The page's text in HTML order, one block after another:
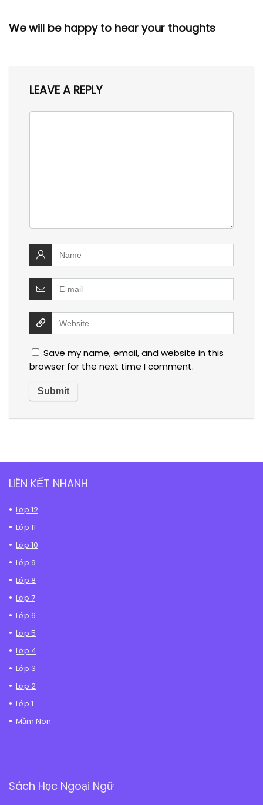
We will be happy to hear your thoughts
LEAVE A REPLY
Save my name, email, and website in this
browser for the next time I comment.
LIÊN KẾT NHANH
Lớp 12
Lớp 11
Lớp 10
Lớp 9
Lớp 8
Lớp 7
Lớp 6
Lớp 5
Lớp 4
Lớp 3
Lớp 2
Lớp 1
Mầm Non
Sách Học Ngoại Ngữ